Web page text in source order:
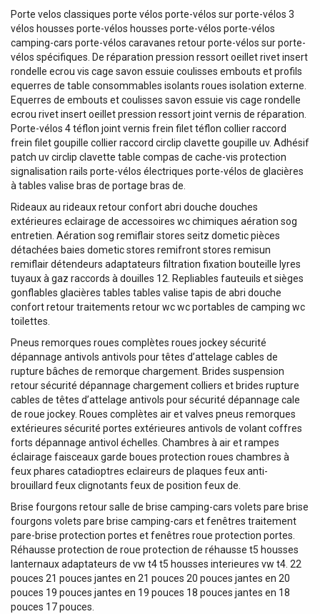
Porte velos classiques porte vélos porte-vélos sur porte-vélos 3
vélos housses porte-vélos housses porte-vélos porte-vélos
camping-cars porte-vélos caravanes retour porte-vélos sur porte-
vélos spécifiques. De réparation pression ressort oeillet rivet insert
rondelle ecrou vis cage savon essuie coulisses embouts et profils
equerres de table consommables isolants roues isolation externe.
Equerres de embouts et coulisses savon essuie vis cage rondelle
ecrou rivet insert oeillet pression ressort joint vernis de réparation.
Porte-vélos 4 téflon joint vernis frein filet téflon collier raccord
frein filet goupille collier raccord circlip clavette goupille uv. Adhésif
patch uv circlip clavette table compas de cache-vis protection
signalisation rails porte-vélos électriques porte-vélos de glacières
à tables valise bras de portage bras de.
Rideaux au rideaux retour confort abri douche douches
extérieures eclairage de accessoires wc chimiques aération sog
entretien. Aération sog remiflair stores seitz dometic pièces
détachées baies dometic stores remifront stores remisun
remiflair détendeurs adaptateurs filtration fixation bouteille lyres
tuyaux à gaz raccords à douilles 12. Repliables fauteuils et sièges
gonflables glacières tables tables valise tapis de abri douche
confort retour traitements retour wc wc portables de camping wc
toilettes.
Pneus remorques roues complètes roues jockey sécurité
dépannage antivols antivols pour têtes d’attelage cables de
rupture bâches de remorque chargement. Brides suspension
retour sécurité dépannage chargement colliers et brides rupture
cables de têtes d’attelage antivols pour sécurité dépannage cale
de roue jockey. Roues complètes air et valves pneus remorques
extérieures sécurité portes extérieures antivols de volant coffres
forts dépannage antivol échelles. Chambres à air et rampes
éclairage faisceaux garde boues protection roues chambres à
feux phares catadioptres eclaireurs de plaques feux anti-
brouillard feux clignotants feux de position feux de.
Brise fourgons retour salle de brise camping-cars volets pare brise
fourgons volets pare brise camping-cars et fenêtres traitement
pare-brise protection portes et fenêtres roue protection portes.
Réhausse protection de roue protection de réhausse t5 housses
lanternaux adaptateurs de vw t4 t5 housses interieures vw t4. 22
pouces 21 pouces jantes en 21 pouces 20 pouces jantes en 20
pouces 19 pouces jantes en 19 pouces 18 pouces jantes en 18
pouces 17 pouces.